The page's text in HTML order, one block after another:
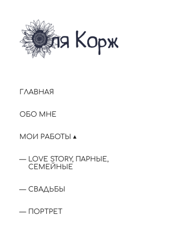
ГЛАВНАЯ
ОБО МНЕ
МОИ РАБОТЫ
LOVE STORY, ПАРНЫЕ,
СЕМЕЙНЫЕ
СВАДЬБЫ
ПОРТРЕТ